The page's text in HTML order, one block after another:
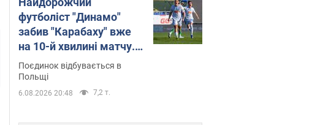
футболіст "Динамо"
забив "Карабаху" вже
на 10-й хвилині матчу.
Відео
Поєдинок відбувається в
Польщі
6.08.2026 20:48 7,2 т.